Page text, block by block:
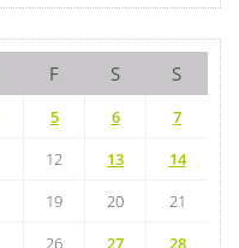
F S S
5 6
7
12 13
14
19 20
21
26 27 28